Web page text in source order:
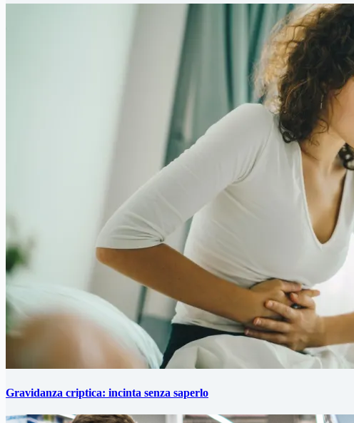
Gravidanza criptica: incinta senza saperlo